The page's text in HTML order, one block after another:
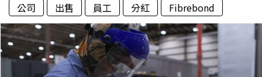
公司 出售 員工 分紅 Fibrebond